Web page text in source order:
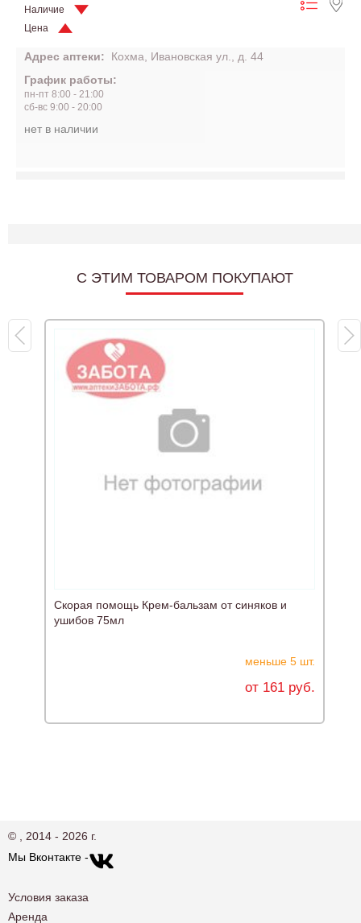
Наличие
Цена
Адрес аптеки:
Кохма, Ивановская ул., д. 44
График работы:
пн-пт 8:00 - 21:00
сб-вс 9:00 - 20:00
нет в наличии
C ЭТИМ ТОВАРОМ ПОКУПАЮТ
Скорая помощь Крем-бальзам от синяков и
ушибов 75мл
меньше 5 шт.
от 161 руб.
© , 2014 - 2026 г.
Мы Вконтакте -
Условия заказа
Аренда